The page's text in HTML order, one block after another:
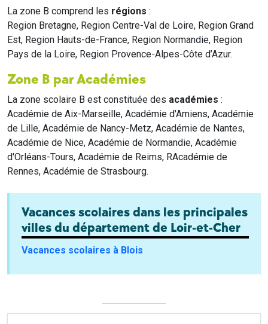
La zone B comprend les régions :
Region Bretagne, Region Centre-Val de Loire, Region Grand
Est, Region Hauts-de-France, Region Normandie, Region
Pays de la Loire, Region Provence-Alpes-Côte d’Azur.
Zone B par Académies
La zone scolaire B est constituée des académies :
Académie de Aix-Marseille, Académie d'Amiens, Académie
de Lille, Académie de Nancy-Metz, Académie de Nantes,
Académie de Nice, Académie de Normandie, Académie
d'Orléans-Tours, Académie de Reims, RAcadémie de
Rennes, Académie de Strasbourg.
Vacances scolaires dans les principales
villes du département de Loir-et-Cher
Vacances scolaires à Blois